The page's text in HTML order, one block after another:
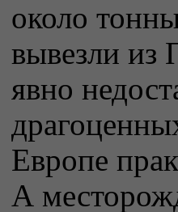
около
вывезли из
явно
Европе
А